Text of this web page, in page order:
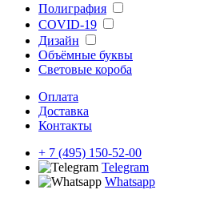
Полиграфия
COVID-19
Дизайн
Объёмные буквы
Световые короба
Оплата
Доставка
Контакты
+ 7 (495) 150-52-00
Telegram
Whatsapp